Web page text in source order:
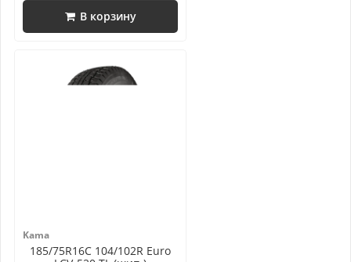
В корзину
Kama
185/75R16C 104/102R Euro